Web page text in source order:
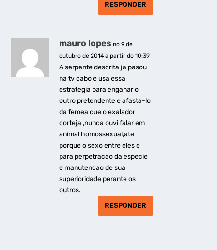
RESPONDER
mauro lopes no 9 de
outubro de 2014 a partir do 10:39
A serpente descrita ja pasou
na tv cabo e usa essa
estrategia para enganar o
outro pretendente e afasta-lo
da femea que o exalador
corteja ,nunca ouvi falar em
animal homossexual,ate
porque o sexo entre eles e
para perpetracao da especie
e manutencao de sua
superioridade perante os
outros.
RESPONDER